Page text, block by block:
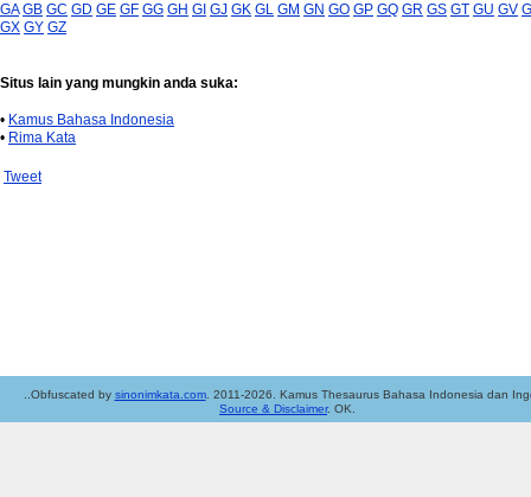
GA GB GC GD GE GF GG GH GI GJ GK GL GM GN GO GP GQ GR GS GT GU GV
GX GY GZ
Situs lain yang mungkin anda suka:
• Kamus Bahasa Indonesia
• Rima Kata
Tweet
..Obfuscated by sinonimkata.com. 2011-2026. Kamus Thesaurus Bahasa Indonesia dan
Source & Disclaimer. OK.